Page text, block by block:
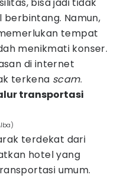
Namun,
tempat
menikmati konser.
di internet
terkena scam.
transportasi
terdekat dari
hotel yang
umum.